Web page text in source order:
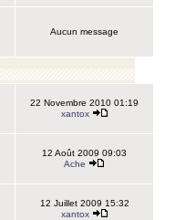
Aucun message
22 Novembre 2010 01:19
xantox
12 Août 2009 09:03
Ache
12 Juillet 2009 15:32
xantox